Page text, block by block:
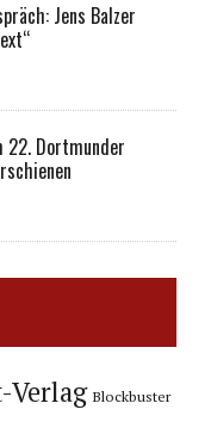
Jens Balzer
Dortmunder
Verlag Blockbuster